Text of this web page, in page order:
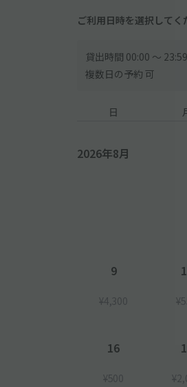
ご利用日時を選択してく
貸出時間 00:00 〜 23:59
複数日の予約 可
日
2026年8月
9
¥4,300
16
¥500